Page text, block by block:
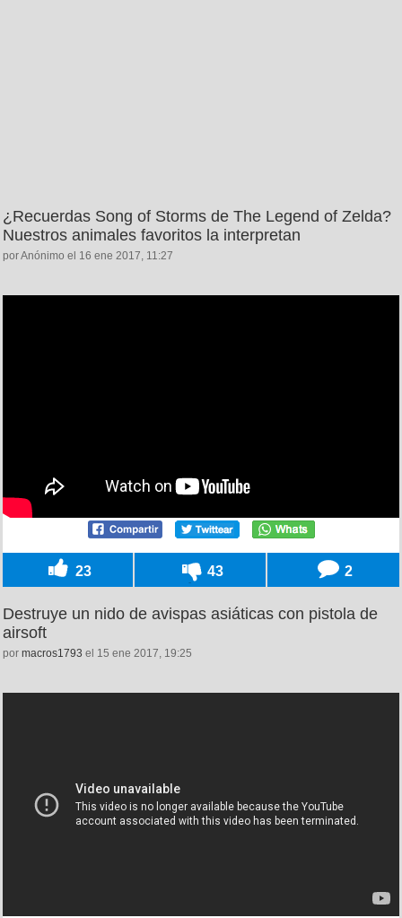
¿Recuerdas Song of Storms de The Legend of Zelda?
Nuestros animales favoritos la interpretan
por Anónimo el 16 ene 2017, 11:27
23 43 2
Destruye un nido de avispas asiáticas con pistola de
airsoft
por macros1793 el 15 ene 2017, 19:25